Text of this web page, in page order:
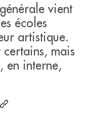
vient
écoles
artistique.
mais
en interne,